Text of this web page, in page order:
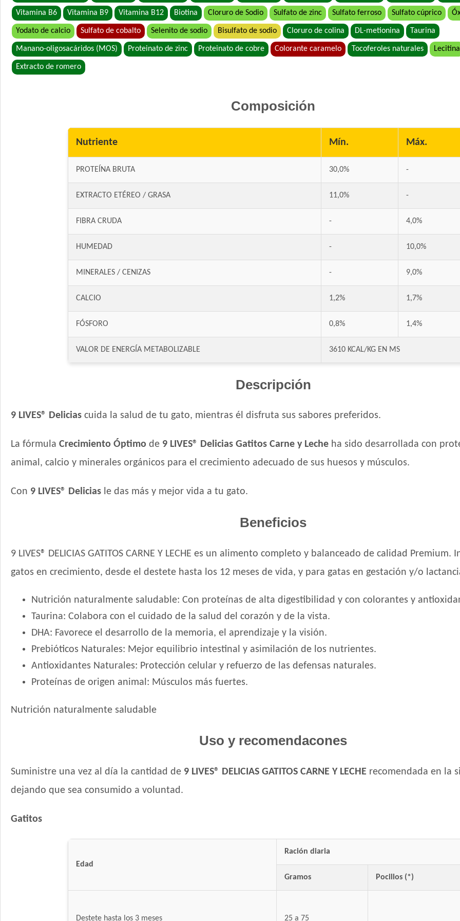
Raza Gatitos
Royal Canin Club Performance Kitten
Royal Canin Gato Mother & Babycat
Royal Canin Kitten
Whiskas Gatitos sabor Carne y Leche
Vitamina B6 Vitamina B9 Vitamina B12 Biotina Cloruro de Sodio Sulfato de zinc Sulfato ferroso Sulfato cúprico
Yodato de calcio Sulfato de cobalto Selenito de sodio Bisulfato de sodio Cloruro de colina DL-metionina Taurina
Manano-oligosacáridos (MOS) Proteinato de zinc Proteinato de cobre Colorante caramelo Tocoferoles naturales Lecitina
Extracto de romero
Composición
Nutriente Mín. Máx.
PROTEÍNA BRUTA 30,0% -
EXTRACTO ETÉREO / GRASA 11,0% -
FIBRA CRUDA - 4,0%
HUMEDAD - 10,0%
MINERALES / CENIZAS - 9,0%
CALCIO 1,2% 1,7%
FÓSFORO 0,8% 1,4%
VALOR DE ENERGÍA METABOLIZABLE 3610 KCAL/KG EN MS
Descripción
9 LIVES® Delicias cuida la salud de tu gato, mientras él disfruta sus sabores preferidos.
La fórmula Crecimiento Óptimo de 9 LIVES® Delicias Gatitos Carne y Leche ha sido desarrollada con
animal, calcio y minerales orgánicos para el crecimiento adecuado de sus huesos y músculos.
Con 9 LIVES® Delicias le das más y mejor vida a tu gato.
Beneficios
9 LIVES® DELICIAS GATITOS CARNE Y LECHE es un alimento completo y balanceado de calidad Premium.
gatos en crecimiento, desde el destete hasta los 12 meses de vida, y para gatas en gestación y/o
Nutrición naturalmente saludable: Con proteínas de alta digestibilidad y con colorantes y
Taurina: Colabora con el cuidado de la salud del corazón y de la vista.
DHA: Favorece el desarrollo de la memoria, el aprendizaje y la visión.
Prebióticos Naturales: Mejor equilibrio intestinal y asimilación de los nutrientes.
Antioxidantes Naturales: Protección celular y refuerzo de las defensas naturales.
Proteínas de origen animal: Músculos más fuertes.
Nutrición naturalmente saludable
Uso y recomendacones
Suministre una vez al día la cantidad de 9 LIVES® DELICIAS GATITOS CARNE Y LECHE recomendada en la
dejando que sea consumido a voluntad.
Gatitos
Edad
Ración diaria
Gramos Pocillos (*)
Destete hasta los 3 meses
25 a 75